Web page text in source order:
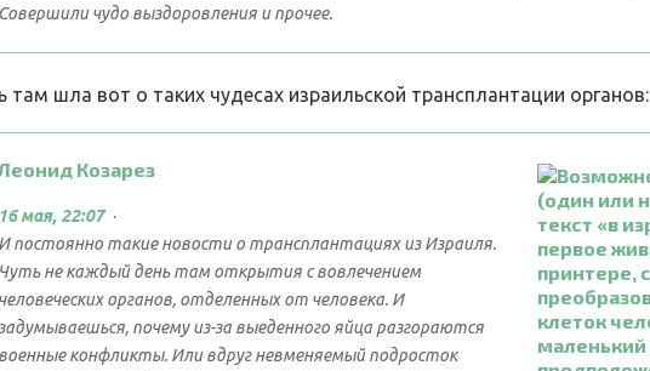
Совершили чудо выздоровления и прочее.
там шла вот о таких чудесах израильской трансплантации органов:
Козарез
16 мая, 22:07 ·
И постоянно такие новости о трансплантациях из Израиля.
Чуть не каждый день там открытия с вовлечением
человеческих органов, отделенных от человека. И
задумываешься, почему из-за выеденного яйца разгораются
военные конфликты. Или вдруг невменяемый подросток